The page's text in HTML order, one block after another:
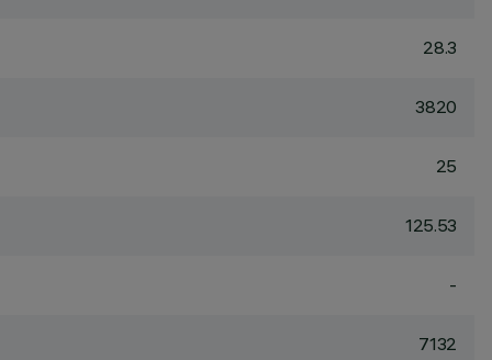
28.3
3820
25
125.53
-
7132